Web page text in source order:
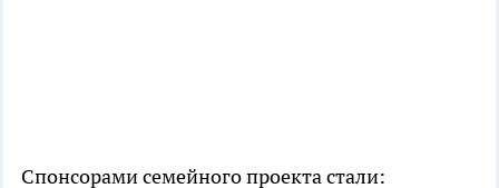
Спонсорами семейного проекта стали: